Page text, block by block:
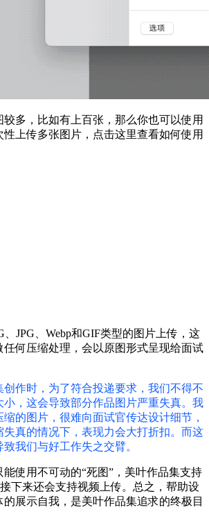
多，比如有上百张，那么你也可以使用
上传多张图片，点击这里查看如何使用
JPG、Webp和GIF类型的图片上传，这
任何压缩处理，会以原图形式呈现给面试
作时，为了符合投递要求，我们不得不
小，这会导致部分作品图片严重失真。我
的图片，很难向面试官传达设计细节，
失真的情况下，表现力会大打折扣。而这
我们与好工作失之交臂。
使用不可动的“死图”，美叶作品集支持
下来还会支持视频上传。总之，帮助设
展示自我，是美叶作品集追求的终极目